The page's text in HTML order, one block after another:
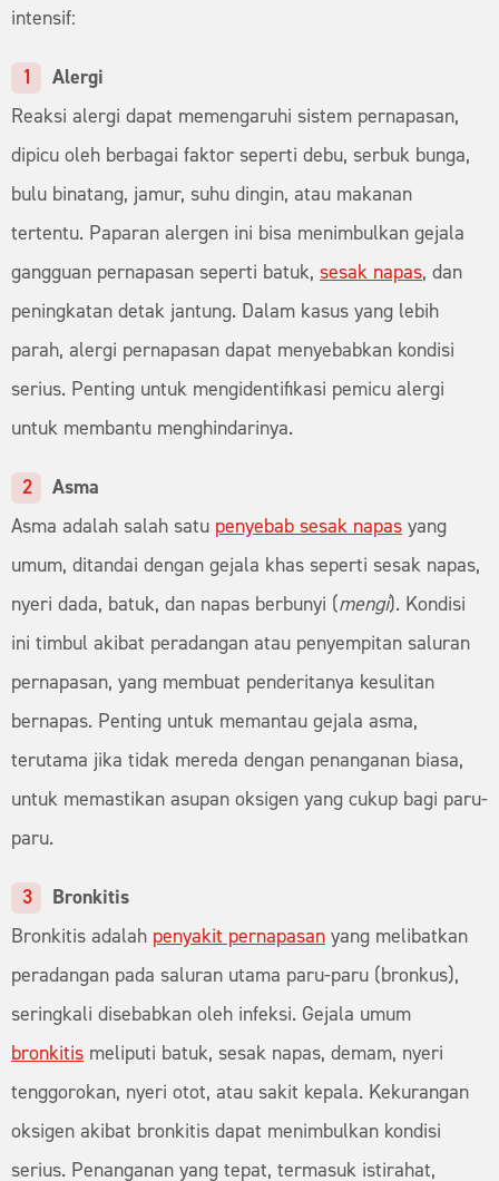
intensif:
Alergi
Reaksi alergi dapat memengaruhi sistem pernapasan,
dipicu oleh berbagai faktor seperti debu, serbuk bunga,
bulu binatang, jamur, suhu dingin, atau makanan
tertentu. Paparan alergen ini bisa menimbulkan gejala
gangguan pernapasan seperti batuk, sesak napas, dan
peningkatan detak jantung. Dalam kasus yang lebih
parah, alergi pernapasan dapat menyebabkan kondisi
serius. Penting untuk mengidentifikasi pemicu alergi
untuk membantu menghindarinya.
Asma
Asma adalah salah satu penyebab sesak napas yang
umum, ditandai dengan gejala khas seperti sesak napas,
nyeri dada, batuk, dan napas berbunyi (mengi). Kondisi
ini timbul akibat peradangan atau penyempitan saluran
pernapasan, yang membuat penderitanya kesulitan
bernapas. Penting untuk memantau gejala asma,
terutama jika tidak mereda dengan penanganan biasa,
untuk memastikan asupan oksigen yang cukup bagi paru-
paru.
Bronkitis
Bronkitis adalah penyakit pernapasan yang melibatkan
peradangan pada saluran utama paru-paru (bronkus),
seringkali disebabkan oleh infeksi. Gejala umum
bronkitis meliputi batuk, sesak napas, demam, nyeri
tenggorokan, nyeri otot, atau sakit kepala. Kekurangan
oksigen akibat bronkitis dapat menimbulkan kondisi
serius. Penanganan yang tepat, termasuk istirahat,